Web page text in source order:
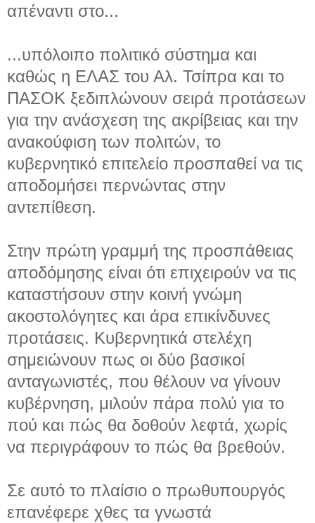
απέναντι στο...
...υπόλοιπο πολιτικό σύστημα και
καθώς η ΕΛΑΣ του Αλ. Τσίπρα και το
ΠΑΣΟΚ ξεδιπλώνουν σειρά προτάσεων
για την ανάσχεση της ακρίβειας και την
ανακούφιση των πολιτών, το
κυβερνητικό επιτελείο προσπαθεί να τις
αποδομήσει περνώντας στην
αντεπίθεση.
Στην πρώτη γραμμή της προσπάθειας
αποδόμησης είναι ότι επιχειρούν να τις
καταστήσουν στην κοινή γνώμη
ακοστολόγητες και άρα επικίνδυνες
προτάσεις. Κυβερνητικά στελέχη
σημειώνουν πως οι δύο βασικοί
ανταγωνιστές, που θέλουν να γίνουν
κυβέρνηση, μιλούν πάρα πολύ για το
πού και πώς θα δοθούν λεφτά, χωρίς
να περιγράφουν το πώς θα βρεθούν.
Σε αυτό το πλαίσιο ο πρωθυπουργός
επανέφερε χθες τα γνωστά